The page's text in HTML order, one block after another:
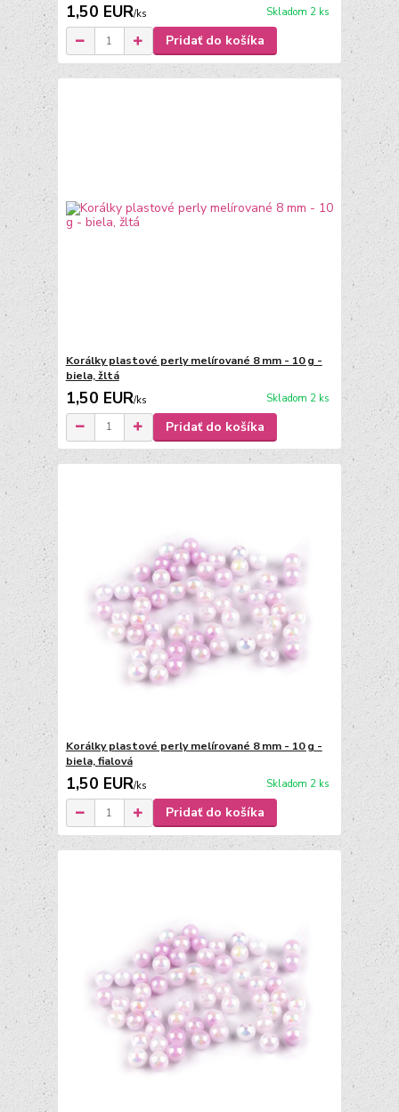
1,50 EUR/ks Skladom 2 ks
Pridať do košíka
Korálky plastové perly melírované 8 mm - 10 g -
biela, žltá
1,50 EUR/ks Skladom 2 ks
Pridať do košíka
Korálky plastové perly melírované 8 mm - 10 g -
biela, fialová
1,50 EUR/ks Skladom 2 ks
Pridať do košíka